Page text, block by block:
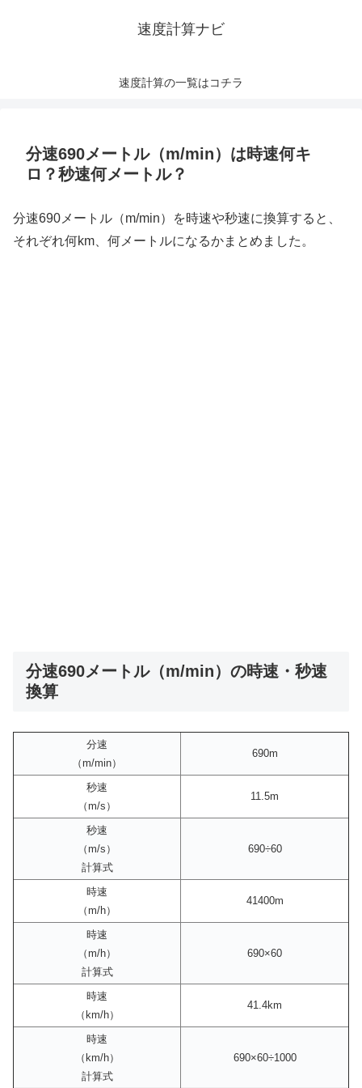
速度計算ナビ
速度計算の一覧はコチラ
分速690メートル（m/min）は時速何キ
ロ？秒速何メートル？
分速690メートル（m/min）を時速や秒速に換算すると、
それぞれ何km、何メートルになるかまとめました。
分速690メートル（m/min）の時速・秒速
換算
分速
（m/min）
690m
秒速
（m/s）
11.5m
秒速
（m/s）
計算式
690÷60
時速
（m/h）
41400m
時速
（m/h）
計算式
690×60
時速
（km/h）
41.4km
時速
（km/h）
計算式
690×60÷1000